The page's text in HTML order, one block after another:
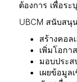
ต้องการ เพื่อร
UBCM สนับสนุ
สร้างคอล
เพิ่มโอกา
มอบประ
เผยข้อมูล